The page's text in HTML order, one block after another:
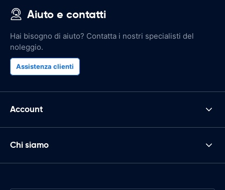
Aiuto e contatti
Hai bisogno di aiuto? Contatta i nostri specialisti del
noleggio.
Assistenza clienti
Account
Chi siamo